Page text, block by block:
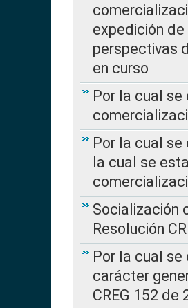
expedición de
perspectivas
en curso
Por la cual
Por la cual se
la cual se
Socialización
Resolución
Por la cual
carácter
CREG 152 de